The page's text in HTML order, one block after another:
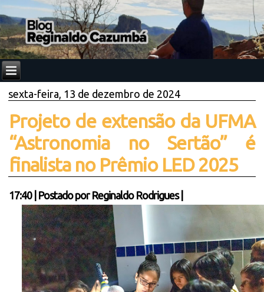
sexta-feira, 13 de dezembro de 2024
Projeto de extensão da UFMA
“Astronomia no Sertão” é
finalista no Prêmio LED 2025
17:40| Postado por Reginaldo Rodrigues